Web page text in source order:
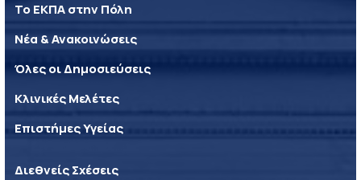
Το ΕΚΠΑ στην Πόλη
Νέα & Ανακοινώσεις
Όλες οι Δημοσιεύσεις
Κλινικές Μελέτες
Επιστήμες Υγείας
Διεθνείς Σχέσεις